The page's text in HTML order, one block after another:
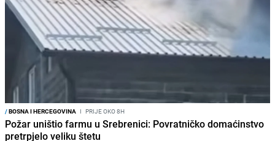
/BOSNA I HERCEGOVINA I PRIJE OKO 8H
Požar uništio farmu u Srebrenici: Povratničko domaćinstvo
pretrpjelo veliku štetu